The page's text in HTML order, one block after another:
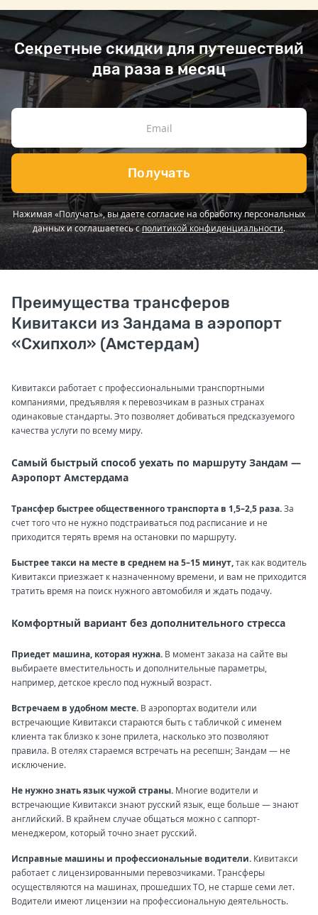
Секретные скидки для путешествий
два раза в месяц
Получать
Нажимая «Получать», вы даете согласие на обработку персональных
данных и соглашаетесь сполитикой конфиденциальности.
Преимущества трансферов
Кивитакси из Зандама в аэропорт
«Схипхол» (Амстердам)
Кивитакси работает с профессиональными транспортными
компаниями, предъявляя к перевозчикам в разных странах
одинаковые стандарты. Это позволяет добиваться предсказуемого
качества услуги по всему миру.
Самый быстрый способ уехать по маршруту Зандам —
Аэропорт Амстердама
Трансфер быстрее общественного транспорта в 1,5–2,5 раза.За
счет того что не нужно подстраиваться под расписание и не
приходится терять время на остановки по маршруту.
Быстрее такси на месте в среднем на 5–15 минут,так как водитель
Кивитакси приезжает к назначенному времени, и вам не приходится
тратить время на поиск нужного автомобиля и ждать подачу.
Комфортный вариант без дополнительного стресса
Приедет машина, которая нужна. В момент заказа на сайте вы
выбираете вместительность и дополнительные параметры,
например, детское кресло под нужный возраст.
Встречаем в удобном месте. В аэропортах водители или
встречающие Кивитакси стараются быть с табличкой с именем
клиента так близко к зоне прилета, насколько это позволяют
правила. В отелях стараемся встречать на ресепшн; Зандам — не
исключение.
Не нужно знать язык чужой страны. Многие водители и
встречающие Кивитакси знают русский язык, еще больше — знают
английский. В крайнем случае общаться можно с саппорт-
менеджером, который точно знает русский.
Исправные машины и профессиональные водители. Кивитакси
работает с лицензированными перевозчиками. Трансферы
осуществляются на машинах, прошедших ТО, не старше семи лет.
Водители имеют лицензии на профессиональную деятельность.